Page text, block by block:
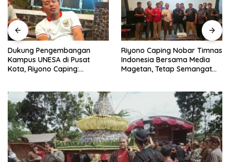
Dukung Pengembangan
Kampus UNESA di Pusat
Kota, Riyono Caping:
Riyono Caping Nobar Timnas
Indonesia Bersama Media
Magetan, Tetap Semangat